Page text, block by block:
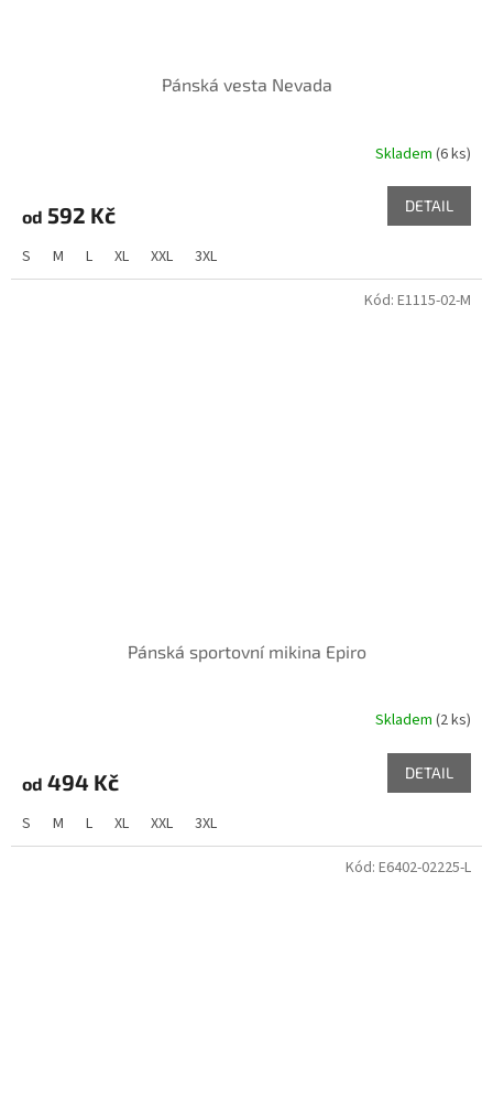
Pánská vesta Nevada
Skladem (6 ks)
od 592 Kč DETAIL
S M L XL XXL 3XL
Pánská sportovní mikina Epiro
Skladem (2 ks)
od 494 Kč DETAIL
S M L XL XXL 3XL
Kód: E1115-02-M
Kód: E6402-02225-L